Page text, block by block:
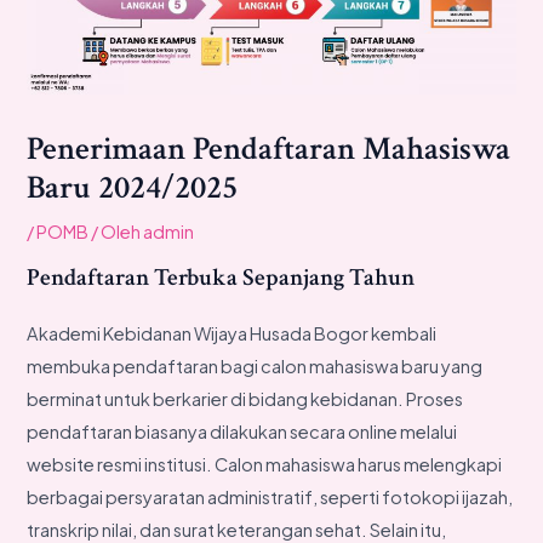
Penerimaan Pendaftaran Mahasiswa
Baru 2024/2025
/POMB / Oleh admin
Pendaftaran Terbuka Sepanjang Tahun
Akademi Kebidanan Wijaya Husada Bogor kembali
membuka pendaftaran bagi calon mahasiswa baru yang
berminat untuk berkarier di bidang kebidanan. Proses
pendaftaran biasanya dilakukan secara online melalui
website resmi institusi. Calon mahasiswa harus melengkapi
berbagai persyaratan administratif, seperti fotokopi ijazah,
transkrip nilai, dan surat keterangan sehat. Selain itu,